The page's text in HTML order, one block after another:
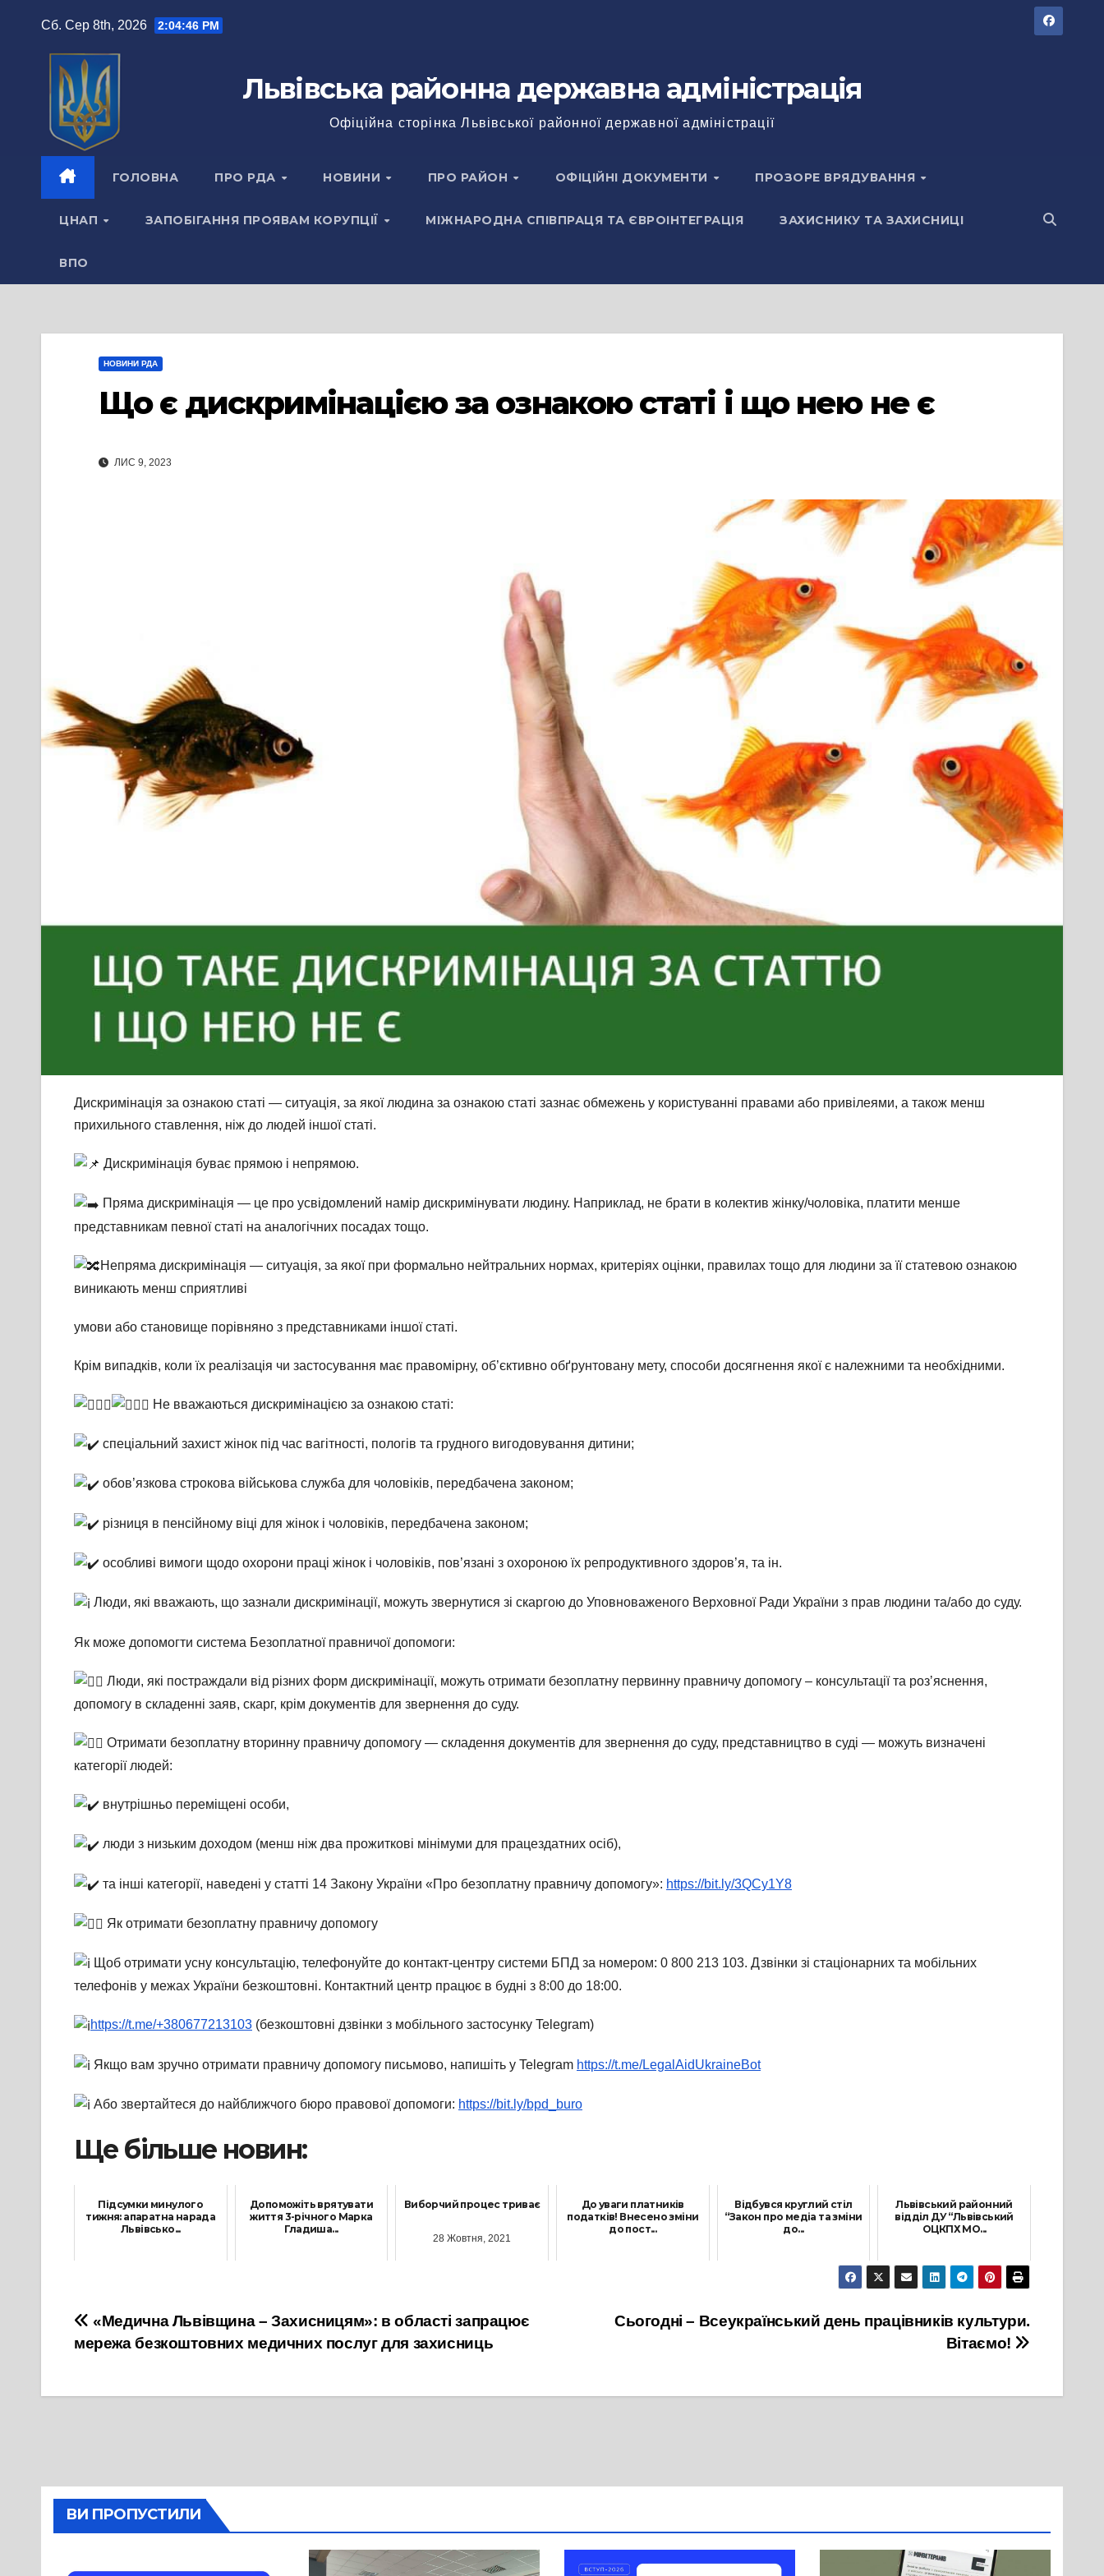
Сб. Сер 8th, 2026 2:04:47 PM
Львівська районна державна адміністрація
Офіційна сторінка Львівської районної державної адміністрації
ГОЛОВНА ПРО РДА НОВИНИ ПРО РАЙОН ОФІЦІЙНІ ДОКУМЕНТИ ПРОЗОРЕ ВРЯДУВАННЯ
ЦНАП ЗАПОБІГАННЯ ПРОЯВАМ КОРУПЦІЇ МІЖНАРОДНА СПІВПРАЦЯ ТА ЄВРОІНТЕГРАЦІЯ ЗАХИСНИКУ ТА ЗАХИСНИЦІ
ВПО
НОВИНИ РДА
Що є дискримінацією за ознакою статі і що нею не є
ЛИС 9, 2023
Дискримінація за ознакою статі — ситуація, за якої людина за ознакою статі зазнає обмежень у користуванні правами або привілеями, а також менш
прихильного ставлення, ніж до людей іншої статі.
Дискримінація буває прямою і непрямою.
Пряма дискримінація — це про усвідомлений намір дискримінувати людину. Наприклад, не брати в колектив жінку/чоловіка, платити менше
представникам певної статі на аналогічних посадах тощо.
Непряма дискримінація — ситуація, за якої при формально нейтральних нормах, критеріях оцінки, правилах тощо для людини за її статевою ознакою
виникають менш сприятливі
умови або становище порівняно з представниками іншої статі.
Крім випадків, коли їх реалізація чи застосування має правомірну, об’єктивно обґрунтовану мету, способи досягнення якої є належними та необхідними.
Не вважаються дискримінацією за ознакою статі:
спеціальний захист жінок під час вагітності, пологів та грудного вигодовування дитини;
обов’язкова строкова військова служба для чоловіків, передбачена законом;
різниця в пенсійному віці для жінок і чоловіків, передбачена законом;
особливі вимоги щодо охорони праці жінок і чоловіків, пов’язані з охороною їх репродуктивного здоров’я, та ін.
Люди, які вважають, що зазнали дискримінації, можуть звернутися зі скаргою до Уповноваженого Верховної Ради України з прав людини та/або до суду.
Як може допомогти система Безоплатної правничої допомоги:
Люди, які постраждали від різних форм дискримінації, можуть отримати безоплатну первинну правничу допомогу – консультації та розʼяснення,
допомогу в складенні заяв, скарг, крім документів для звернення до суду.
Отримати безоплатну вторинну правничу допомогу — складення документів для звернення до суду, представництво в суді — можуть визначені
категорії людей:
внутрішньо переміщені особи,
люди з низьким доходом (менш ніж два прожиткові мінімуми для працездатних осіб),
та інші категорії, наведені у статті 14 Закону України «Про безоплатну правничу допомогу»: https://bit.ly/3QCy1Y8
Як отримати безоплатну правничу допомогу
Щоб отримати усну консультацію, телефонуйте до контакт-центру системи БПД за номером: 0 800 213 103. Дзвінки зі стаціонарних та мобільних
телефонів у межах України безкоштовні. Контактний центр працює в будні з 8:00 до 18:00.
https://t.me/+380677213103 (безкоштовні дзвінки з мобільного застосунку Telegram)
Якщо вам зручно отримати правничу допомогу письмово, напишіть у Telegram https://t.me/LegalAidUkraineBot
Або звертайтеся до найближчого бюро правової допомоги: https://bit.ly/bpd_buro
Ще більше новин:
Підсумки минулого
тижня: апаратна нарада
Львівсько...
Допоможіть врятувати
життя 3-річного Марка
Гладиша...
Виборчий процес триває
28 Жовтня, 2021
До уваги платників
податків! Внесено зміни
до пост...
Відбувся круглий стіл
“Закон про медіа та зміни
до...
Львівський районний
відділ ДУ “Львівський
ОЦКПХ МО...
3 Лютого, 2025
Навігація
записів
Сьогодні – Всеукраїнський день працівників культури.
Вітаємо!
«Медична Львівщина – Захисницям»: в області запрацює
мережа безкоштовних медичних послуг для захисниць
ВИ ПРОПУСТИЛИ